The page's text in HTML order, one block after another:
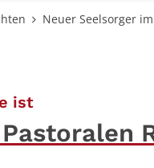
Neuer Seelsorger
ist: